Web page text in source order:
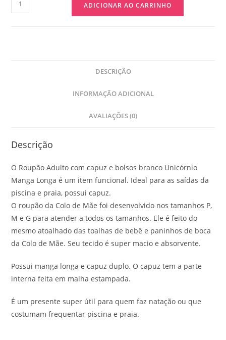
ADICIONAR AO CARRINHO
DESCRIÇÃO
INFORMAÇÃO ADICIONAL
AVALIAÇÕES (0)
Descrição
O Roupão Adulto com capuz e bolsos branco Unicórnio
Manga Longa é um item funcional. Ideal para as saídas da
piscina e praia, possui capuz.
O roupão da Colo de Mãe foi desenvolvido nos tamanhos P,
M e G para atender a todos os tamanhos. Ele é feito do
mesmo atoalhado das toalhas de bebê e paninhos de boca
da Colo de Mãe. Seu tecido é super macio e absorvente.
Possui manga longa e capuz duplo. O capuz tem a parte
interna feita em malha estampada.
É um presente super útil para quem faz natação ou que
costumam frequentar piscina e praia.